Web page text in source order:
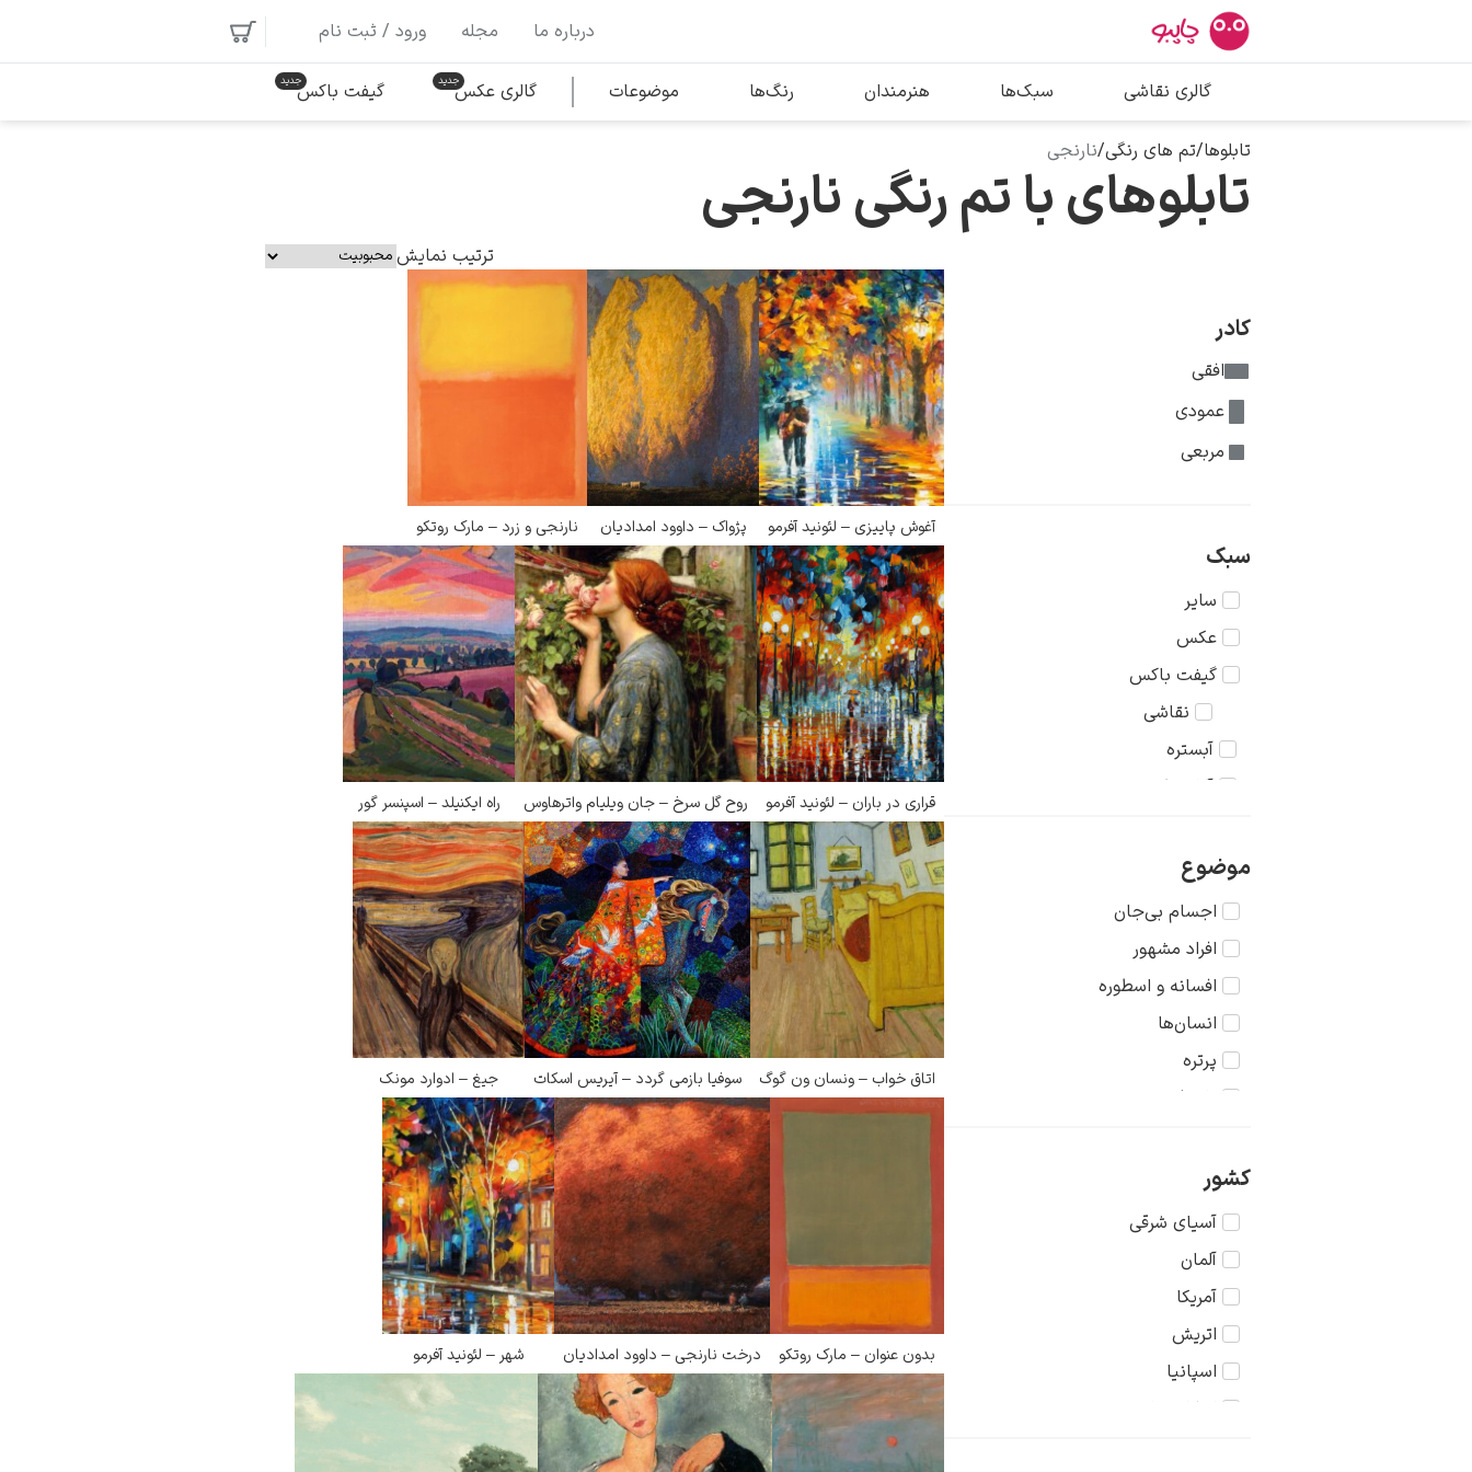
بیشترین جستجوها
پیکاسو
تابلو بوسه
سالوادور دالی
فریدا کالوا
محبوب‌ترین هنرمندان
کلود مونه
ونسان ون گوگ
گوستاو کلیمت
ادوارد مونک
کامی پیسارو
ادوارد هاپر
ادگار دگا
لودویگ دویچ
رامبرانت
درباره ما مجله ورود / ثبت نام
گالری نقاشی سبک‌ها هنرمندان رنگ‌ها موضوعات گالری عکس گیفت باکس
تابلوها/تم های رنگی/نارنجی
تابلوهای با تم رنگی نارنجی
کادر
افقی
عمودی
مربعی
سبک
سایر
عکس
گیفت باکس
نقاشی
آبستره
آکادمیک
امپرسیونیسم
باروک
پاپ آرت
پست مدرنیسم
رئالیسم
رمانتیسم
رنسانس
طراحی
کلاسیسیسم
کوبیسم
مدرنیسم
نگارگری
موضوع
اجسام بی‌جان
افراد مشهور
افسانه و اسطوره
انسان‌ها
پرتره
تاریخ
حیوانات
دریا
دورنما
دوشیزگان
رنگ‌ها
روستا
سکون
کشور
آسیای شرقی
آلمان
آمریکا
اتریش
اسپانیا
اسکاندیناوی
ترتیب نمایش
آغوش پاییزی – لئونید آفرمو پژواک – داوود امدادیان نارنجی و زرد – مارک روتکو
قراری در باران – لئونید آفرمو روح گل سرخ – جان ویلیام واترهاوس راه ایکنیلد – اسپنسر گور
اتاق خواب – ونسان ون گوگ سوفیا بازمی گردد – آیریس اسکات جیغ – ادوارد مونک
بدون عنوان – مارک روتکو درخت نارنجی – داوود امدادیان شهر – لئونید آفرمو